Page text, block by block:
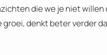
die we je niet
groei, denkt beter verder